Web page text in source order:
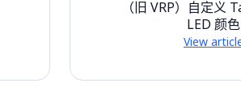
（旧 VRP）自定义
LED 颜色
View